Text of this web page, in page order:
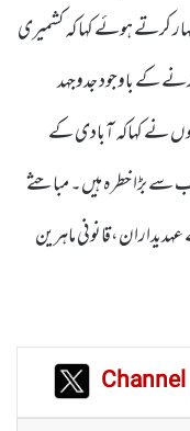
کرتے ہوئے کہا کہ کشمیری
کے باوجود جدوجہد
نے کہاکہ آبادی کے
سے بڑا خطرہ ہیں۔ مباحثے
ماہرین
Channel